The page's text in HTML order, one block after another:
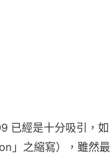
已經是十分吸引，如
」之縮寫），雖然最